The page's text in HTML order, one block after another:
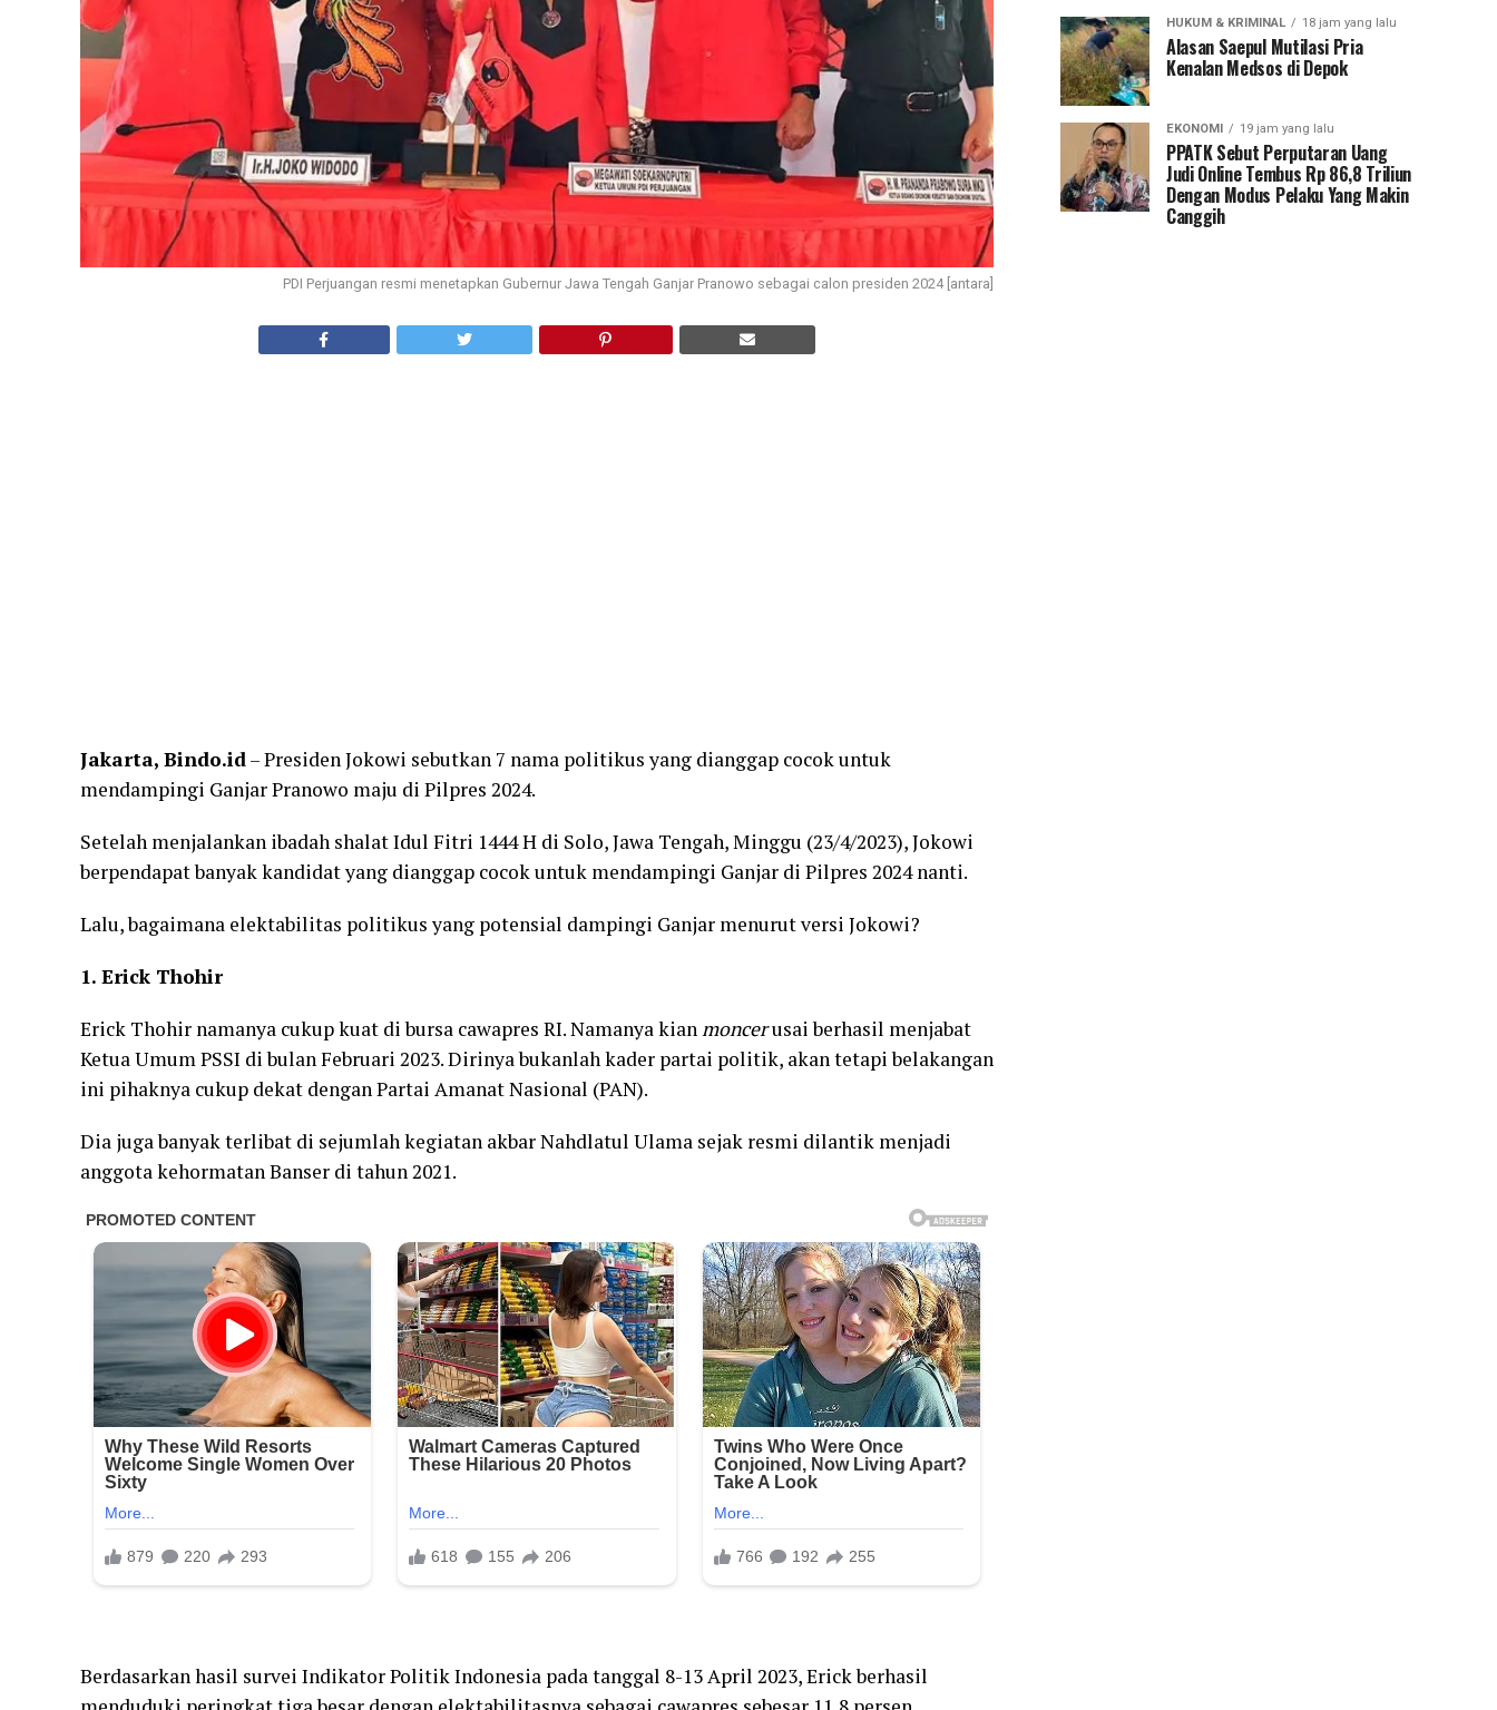
PDI Perjuangan resmi menetapkan Gubernur Jawa Tengah Ganjar Pranowo sebagai calon presiden 2024 [antara]
Jakarta, Bindo.id– Presiden Jokowi sebutkan 7 nama politikus yang dianggap cocok untuk
mendampingi Ganjar Pranowo maju di Pilpres 2024.
Setelah menjalankan ibadah shalat Idul Fitri 1444 H di Solo, Jawa Tengah, Minggu (23/4/2023), Jokowi
berpendapat banyak kandidat yang dianggap cocok untuk mendampingi Ganjar di Pilpres 2024 nanti.
Lalu, bagaimana elektabilitas politikus yang potensial dampingi Ganjar menurut versi Jokowi?
1. Erick Thohir
Erick Thohir namanya cukup kuat di bursa cawapres RI. Namanya kianmoncerusai berhasil menjabat
Ketua Umum PSSI di bulan Februari 2023. Dirinya bukanlah kader partai politik, akan tetapi belakangan
ini pihaknya cukup dekat dengan Partai Amanat Nasional (PAN).
Dia juga banyak terlibat di sejumlah kegiatan akbar Nahdlatul Ulama sejak resmi dilantik menjadi
anggota kehormatan Banser di tahun 2021.
Berdasarkan hasil survei Indikator Politik Indonesia pada tanggal 8-13 April 2023, Erick berhasil
HUKUM & KRIMINAL 18 jam yang lalu
Alasan Saepul Mutilasi Pria
Kenalan Medsos di Depok
EKONOMI 19 jam yang lalu
PPATK Sebut Perputaran Uang
Judi Online Tembus Rp 86,8 Triliun
Dengan Modus Pelaku Yang Makin
Canggih